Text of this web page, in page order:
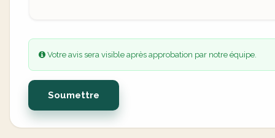
Votre avis sera visible après approbation par notre équipe.
Soumettre